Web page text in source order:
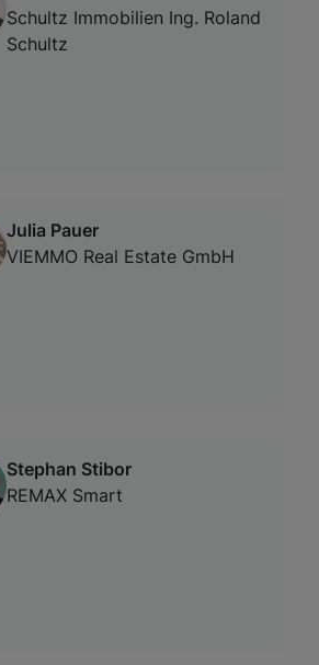
Schultz Immobilien Ing. Roland
Schultz
Julia Pauer
VIEMMO Real Estate GmbH
Stephan Stibor
REMAX Smart